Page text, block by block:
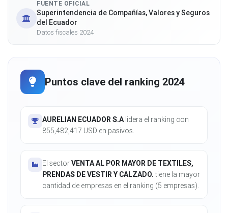
FUENTE OFICIAL
Superintendencia de Compañías, Valores y Seguros
del Ecuador
Datos fiscales 2024
Puntos clave del ranking 2024
AURELIAN ECUADOR S.Alidera el ranking con
855,482,417 USD en pasivos.
El sectorVENTA AL POR MAYOR DE TEXTILES,
PRENDAS DE VESTIR Y CALZADO.tiene la mayor
cantidad de empresas en el ranking (5 empresas).